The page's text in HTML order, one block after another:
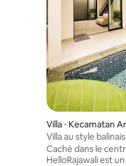
Villa ⋅ Kecamatan
Villa au style
Bandung
Caché dans le
HelloRajawali est